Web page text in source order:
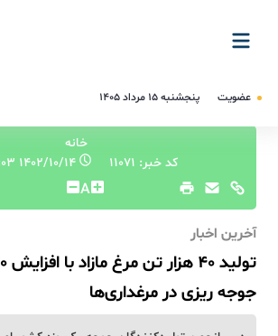
عضویت پنجشنبه ۱۵ مرداد ۱۴۰۵
خانه
کد خبر: 11071
۱۴۰۲/۱۰/۱۴ ۱۱:۱۹:۰۳
A
آخرین اخبار
جوجه ریزی در مرغداری‌ها